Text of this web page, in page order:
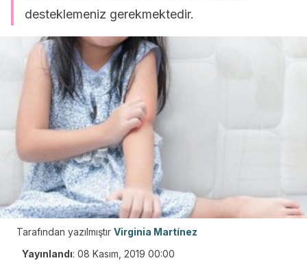
desteklemeniz gerekmektedir.
Tarafından yazılmıştır Virginia Martínez
Yayınlandı: 08 Kasım, 2019 00:00